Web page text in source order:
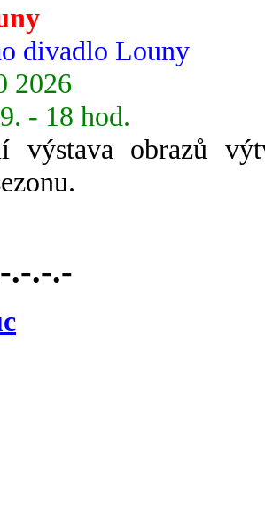
divadlo Louny
2026
- 18 hod.
výstava obrazů
.-.-.-